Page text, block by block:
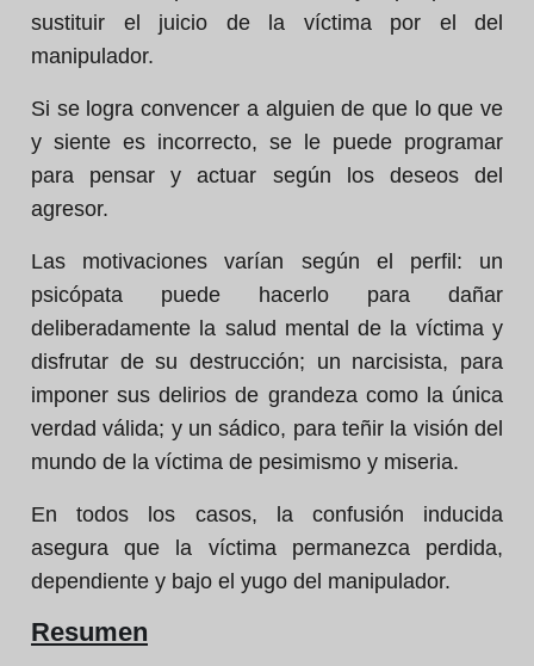
sustituir el juicio de la víctima por el del
manipulador.
Si se logra convencer a alguien de que lo que ve
y siente es incorrecto, se le puede programar
para pensar y actuar según los deseos del
agresor.
Las motivaciones varían según el perfil: un
psicópata puede hacerlo para dañar
deliberadamente la salud mental de la víctima y
disfrutar de su destrucción; un narcisista, para
imponer sus delirios de grandeza como la única
verdad válida; y un sádico, para teñir la visión del
mundo de la víctima de pesimismo y miseria.
En todos los casos, la confusión inducida
asegura que la víctima permanezca perdida,
dependiente y bajo el yugo del manipulador.
Resumen